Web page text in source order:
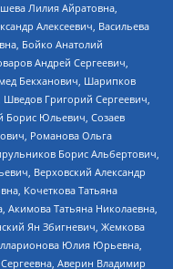
Лилия Айратовна,
Алексеевич, Васильева
Бойко Анатолий
Андрей Сергеевич,
Бекханович, Шарипков
Григорий Сергеевич,
Борис Юльевич, Созаев
Романова Ольга
Борис Альбертович,
Верховский Александр
Кочеткова Татьяна
Акимова Татьяна Николаевна,
Ян Збигневич, Жемкова
Юлия Юрьевна,
Аверин Владимир